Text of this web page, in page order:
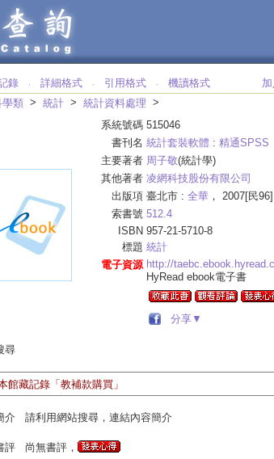
錄 ‧ 詳細格式 ‧ 引用格式 ‧ 機讀格式
學類 > 統計 > 統計資料處理 >
系統號碼 515046
書刊名 統計套裝軟體 : 精通SPSS
主要著者 周子敬(統計學)
其他著者 凌網科技股份有限公司
出版項 臺北市 : 全華 ， 2007[民96]
索書號 512.4
ISBN 957-21-5710-8
標題 統計
電子資源 http://
HyRead ebook電子書
分享▼
尋
館藏記錄「教補款購買」
介 請利用網站搜尋，連結內容簡介
評 尚無書評，